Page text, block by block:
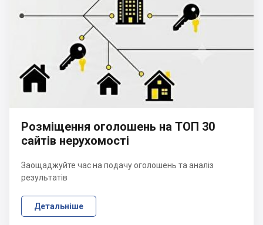
Розміщення оголошень на ТОП 30
сайтів нерухомості
Заощаджуйте час на подачу оголошень та аналіз
результатів
Детальніше